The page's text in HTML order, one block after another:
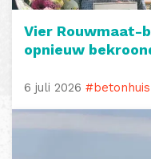
Vier Rouwmaat-
opnieuw
6 juli 2026 #betonhuis